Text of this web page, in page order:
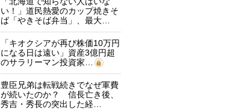
い！」道民熱愛のカップ焼きそ
ば「やきそば弁当」、最大…
「キオクシアが再び株価10万円
になる日は遠い」資産3億円超
のサラリーマン投資家…
豊臣兄弟は転戦続きでなぜ軍費
が続いたのか？ 信長亡き後、
秀吉・秀長の突出した経…